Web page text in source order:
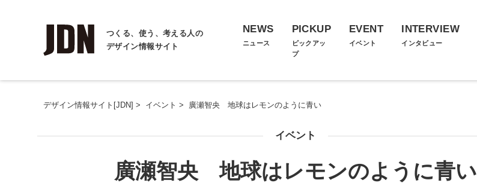
つくる、使う、考える人の
デザイン情報サイト
NEWS
ニュース
PICKUP
ピックアッ
プ
EVENT
イベント
INTERVIEW
インタビュー
デザイン情報サイト[JDN] > イベント > 廣瀬智央 地球はレモンのように青い
イベント
廣瀬智央 地球はレモンのように青い